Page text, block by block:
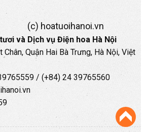
(c) hoatuoihanoi.vn
và Dịch vụ Điện hoa Hà Nội
Quận Hai Bà Trưng, Hà Nội, Việt
/ (+84) 24 39765560